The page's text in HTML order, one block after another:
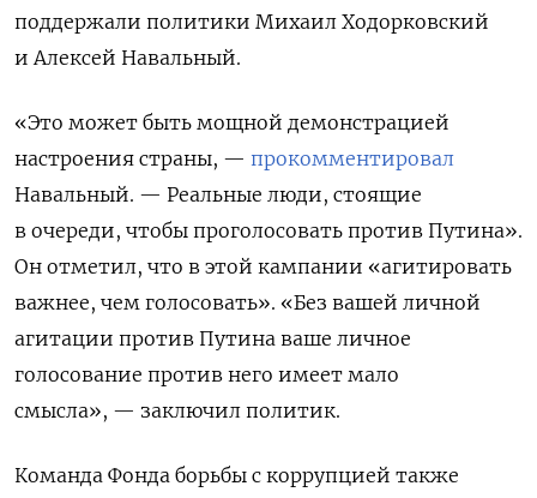
поддержали политики Михаил Ходорковский
и Алексей Навальный.
«Это может быть мощной демонстрацией
настроения страны, — прокомментировал
Навальный. — Реальные люди, стоящие
в очереди, чтобы проголосовать против Путина».
Он отметил, что в этой кампании «агитировать
важнее, чем голосовать». «Без вашей личной
агитации против Путина ваше личное
голосование против него имеет мало
смысла», — заключил политик.
Команда Фонда борьбы с коррупцией также